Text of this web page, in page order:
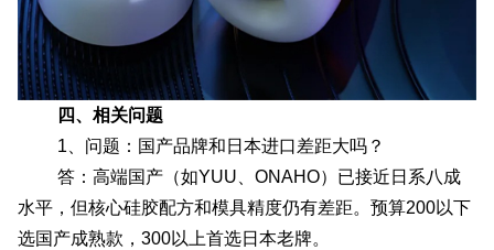
四、相关问题
1、问题：国产品牌和日本进口差距大吗？
答：高端国产（如YUU、ONAHO）已接近日系八成
水平，但核心硅胶配方和模具精度仍有差距。预算200以下
选国产成熟款，300以上首选日本老牌。